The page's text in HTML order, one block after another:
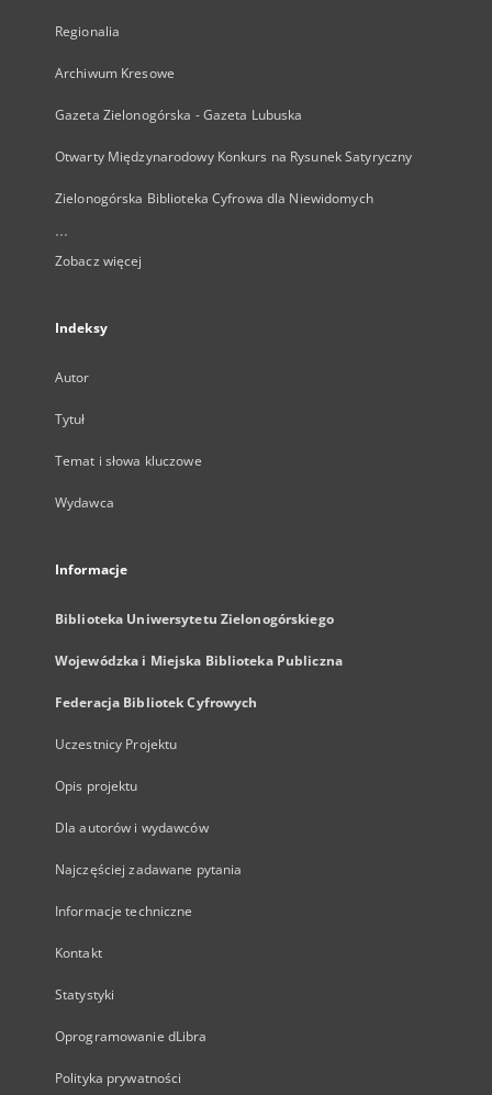
Regionalia
Archiwum Kresowe
Gazeta Zielonogórska - Gazeta Lubuska
Otwarty Międzynarodowy Konkurs na Rysunek Satyryczny
Zielonogórska Biblioteka Cyfrowa dla Niewidomych
...
Zobacz więcej
Indeksy
Autor
Tytuł
Temat i słowa kluczowe
Wydawca
Informacje
Biblioteka Uniwersytetu Zielonogórskiego
Wojewódzka i Miejska Biblioteka Publiczna
Federacja Bibliotek Cyfrowych
Uczestnicy Projektu
Opis projektu
Dla autorów i wydawców
Najczęściej zadawane pytania
Informacje techniczne
Kontakt
Statystyki
Oprogramowanie dLibra
Polityka prywatności